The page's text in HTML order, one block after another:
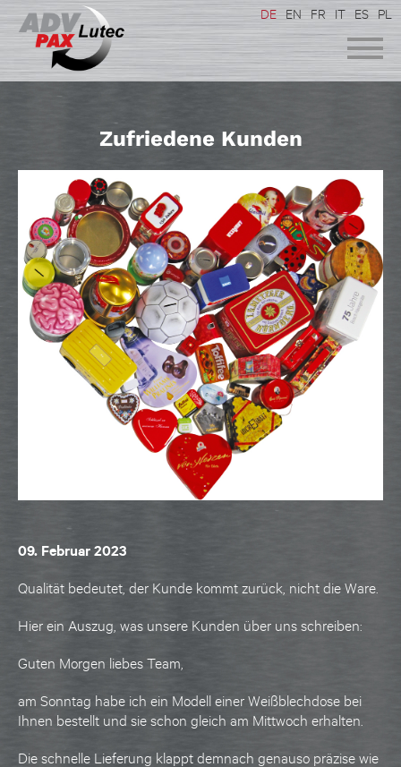
DE EN FR IT ES PL
Zufriedene Kunden
09. Februar 2023
Qualität bedeutet, der Kunde kommt zurück, nicht die Ware.
Hier ein Auszug, was unsere Kunden über uns schreiben:
Guten Morgen liebes Team,
am Sonntag habe ich ein Modell einer Weißblechdose bei
Ihnen bestellt und sie schon gleich am Mittwoch erhalten.
Die schnelle Lieferung klappt demnach genauso präzise wie